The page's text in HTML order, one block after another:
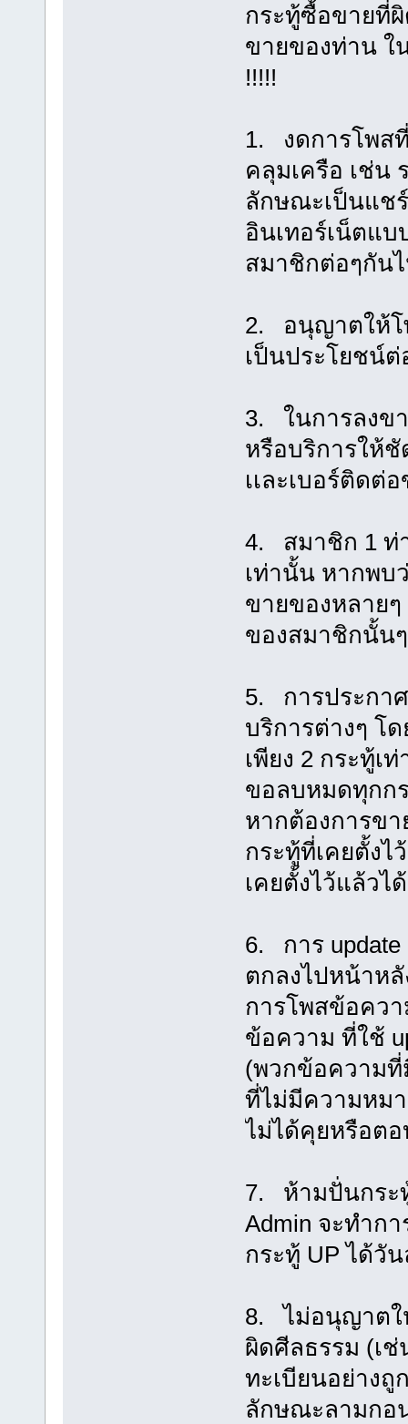
กระทู้ซื้อขายที่
ขายของท่าน ใ
!!!!!
1. งดการโพส
คลุมเครือ เช่น
ลักษณะเป็นแช
อินเทอร์เน็ตแ
สมาชิกต่อๆกัน
2. อนุญาตให้โ
เป็นประโยชน์
3. ในการลงข
หรือบริการให้
เเละเบอร์ติดต่
4. สมาชิก 1 ท่
เท่านั้น หากพบ
ขายของหลาย
ของสมาชิกนั้น
5. การประกา
บริการต่างๆ โ
เพียง 2 กระทู้เ
ขอลบหมดทุกก
หากต้องการข
กระทู้ที่เคยตั้ง
เคยตั้งไว้แล้วไ
6. การ update
ตกลงไปหน้าห
การโพสข้อคว
ข้อความ ที่ใช้
(พวกข้อความที่
ที่ไม่มีความหมา
ไม่ได้คุยหรือต
7. ห้ามปั่นกระ
Admin จะทำก
กระทู้ UP ได้วั
8. ไม่อนุญาตใ
ผิดศีลธรรม (เ
ทะเบียนอย่าง
ลักษณะลามกอ